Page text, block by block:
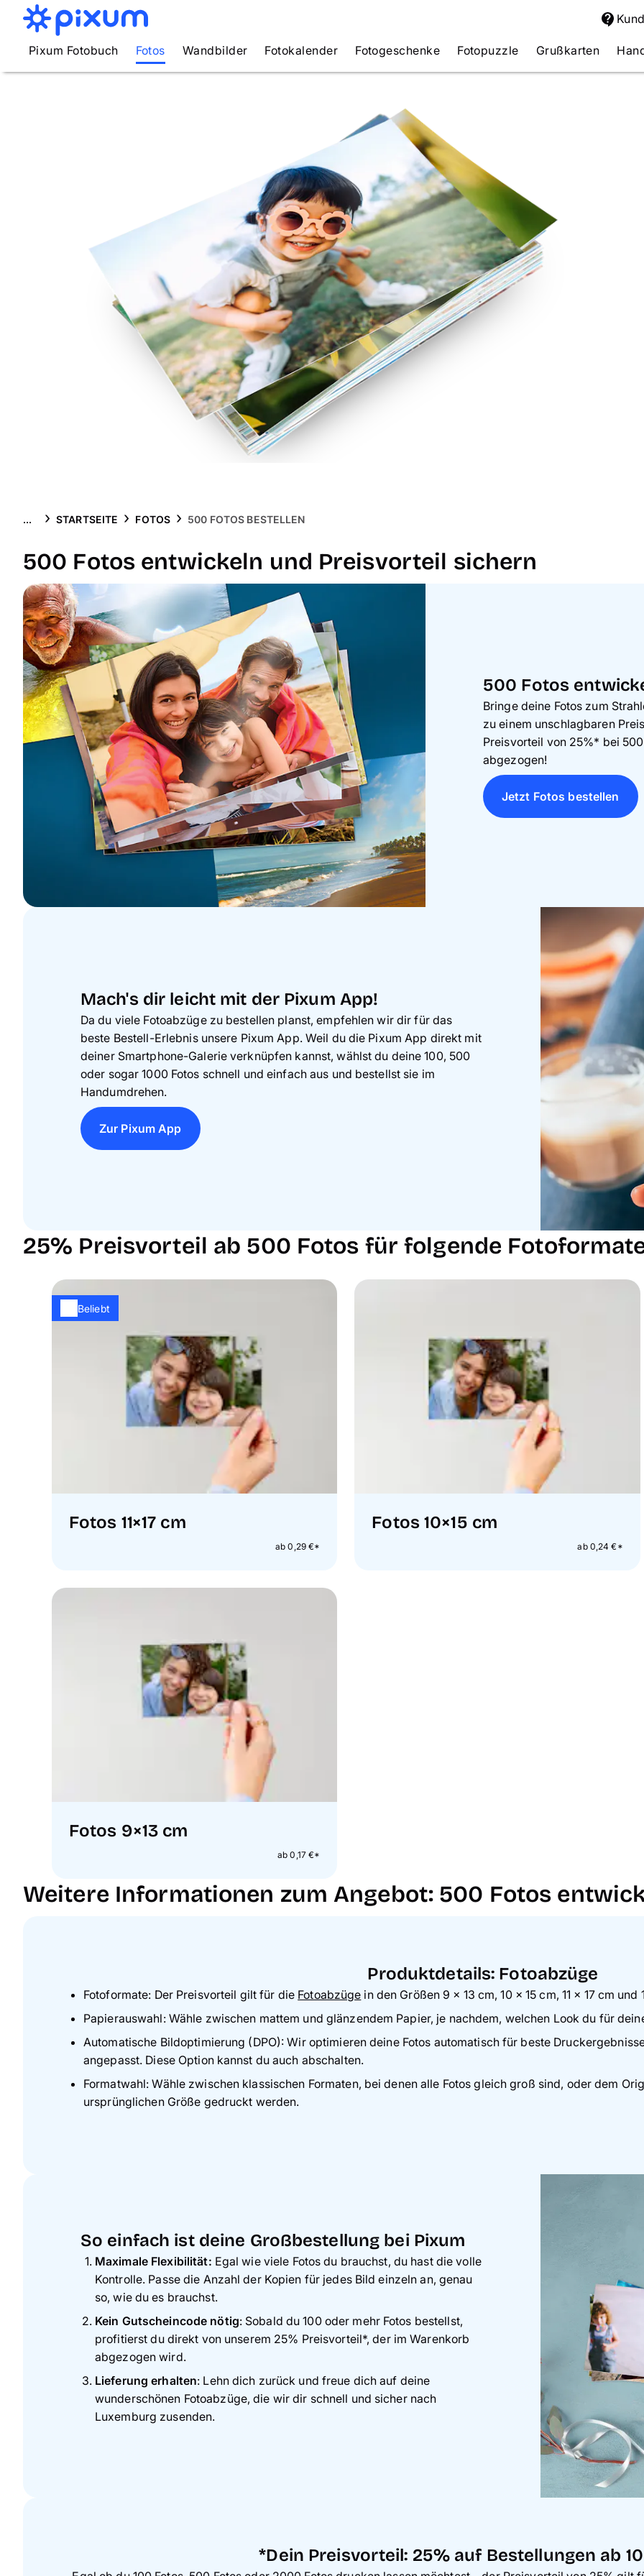
Pixum Fotobuch Fotos Wandbilder Fotokalender Fotogeschenke Fotopuzzle Grußkarten
... STARTSEITE FOTOS 500 FOTOS BESTELLEN
500 Fotos entwickeln und Preisvorteil sichern
500 Fotos
Bringe deine Fotos zum
zu einem unschlagbaren
Preisvorteil von 25%* bei
abgezogen!
Jetzt Fotos bestellen
Mach's dir leicht mit der Pixum App!
Da du viele Fotoabzüge zu bestellen planst, empfehlen wir dir für das
beste Bestell-Erlebnis unsere Pixum App. Weil du die Pixum App direkt mit
deiner Smartphone-Galerie verknüpfen kannst, wählst du deine 100, 500
oder sogar 1000 Fotos schnell und einfach aus und bestellst sie im
Handumdrehen.
Zur Pixum App
25% Preisvorteil ab 500 Fotos für folgende
Beliebt
Fotos 11×17 cm
ab 0,29 €*
Fotos 10×15 cm
ab 0,24 €*
Fotos 9×13 cm
ab 0,17 €*
Weitere Informationen zum Angebot: 500 Fotos
Produktdetails: Fotoabzüge
Fotoformate: Der Preisvorteil gilt für die Fotoabzüge in den Größen 9 x 13 cm, 10 x 15 cm, 11 x 17 cm und
Papierauswahl: Wähle zwischen mattem und glänzendem Papier, je nachdem, welchen Look du für
Automatische Bildoptimierung (DPO): Wir optimieren deine Fotos automatisch für beste
angepasst. Diese Option kannst du auch abschalten.
Formatwahl: Wähle zwischen klassischen Formaten, bei denen alle Fotos gleich groß sind, oder dem
ursprünglichen Größe gedruckt werden.
So einfach ist deine Großbestellung bei Pixum
Maximale Flexibilität: Egal wie viele Fotos du brauchst, du hast die volle
Kontrolle. Passe die Anzahl der Kopien für jedes Bild einzeln an, genau
so, wie du es brauchst.
Kein Gutscheincode nötig: Sobald du 100 oder mehr Fotos bestellst,
profitierst du direkt von unserem 25% Preisvorteil*, der im Warenkorb
abgezogen wird.
Lieferung erhalten: Lehn dich zurück und freue dich auf deine
wunderschönen Fotoabzüge, die wir dir schnell und sicher nach
Luxemburg zusenden.
*Dein Preisvorteil: 25% auf Bestellungen ab